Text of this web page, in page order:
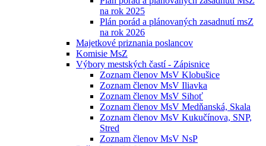
na rok 2025
Plán porád a plánovaných zasadnutí msZ
na rok 2026
Majetkové priznania poslancov
Komisie MsZ
Výbory mestských častí - Zápisnice
Zoznam členov MsV Klobušice
Zoznam členov MsV Iliavka
Zoznam členov MsV Sihoť
Zoznam členov MsV Medňanská, Skala
Zoznam členov MsV Kukučínova, SNP,
Stred
Zoznam členov MsV NsP